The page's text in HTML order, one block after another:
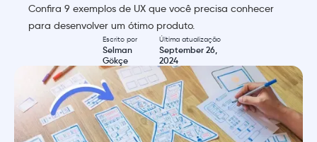
Confira 9 exemplos de UX que você precisa conhecer
para desenvolver um ótimo produto.
Escrito por
Selman
Gökçe
Última atualização
September 26,
2024